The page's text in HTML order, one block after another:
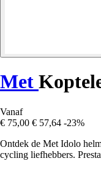
Met
Vanaf
€ 75,00 € 57,64 -23%
Ontdek de Met Idolo
cycling liefhebbers.